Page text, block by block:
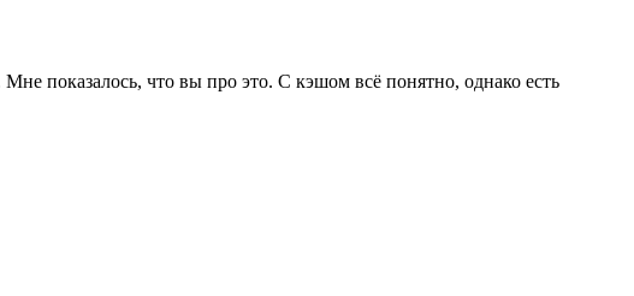
показалось, что вы про это. С кэшом всё понятно, однако есть